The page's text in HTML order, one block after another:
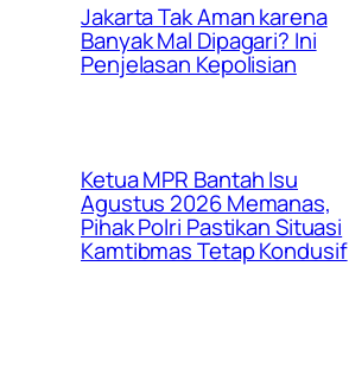
Jakarta Tak Aman karena
Banyak Mal Dipagari? Ini
Penjelasan Kepolisian
Ketua MPR Bantah Isu
Agustus 2026 Memanas,
Pihak Polri Pastikan Situasi
Kamtibmas Tetap Kondusif